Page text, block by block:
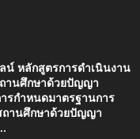
น์ หลักสูตรการดำเนินงาน
านศึกษาด้วยปัญญา
รกำหนดมาตรฐานการ
ถานศึกษาด้วยปัญญา